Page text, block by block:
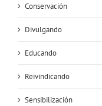
Conservación
Divulgando
Educando
Reivindicando
Sensibilización